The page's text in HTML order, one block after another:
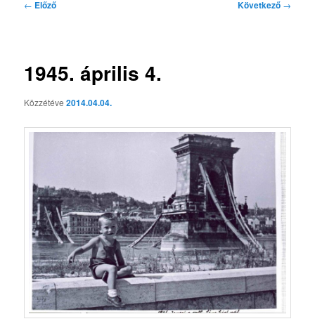
Bejegyzés
← Előző Következő →
1945. április 4.
Közzétéve2014.04.04.